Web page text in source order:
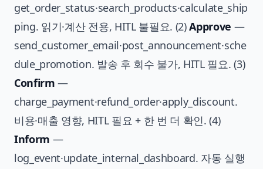
get_order_status·search_products·calculate_ship
ping. 읽기·계산 전용, HITL 불필요. (2)Approve —
send_customer_email·post_announcement·sche
dule_promotion. 발송 후 회수 불가, HITL 필요. (3)
Confirm —
charge_payment·refund_order·apply_discount.
비용·매출 영향, HITL 필요 + 한 번 더 확인. (4)
Inform —
log_event·update_internal_dashboard. 자동 실행